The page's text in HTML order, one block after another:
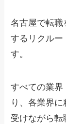
名古屋で転職
するリクル
す。
すべての業界
り、各業界
受けながら転